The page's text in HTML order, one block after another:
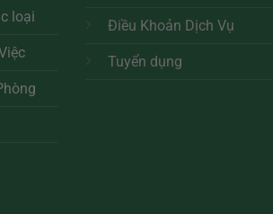
loại
Điều Khoản Dịch Vụ
Tuyển dụng